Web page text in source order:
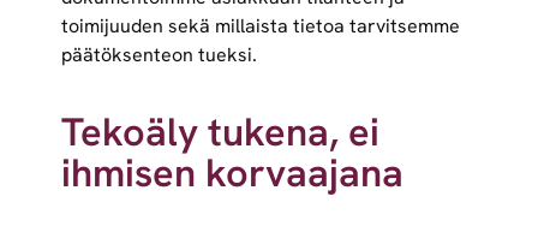
toimijuuden sekä millaista tietoa tarvitsemme
päätöksenteon tueksi.
Tekoäly tukena, ei
ihmisen korvaajana